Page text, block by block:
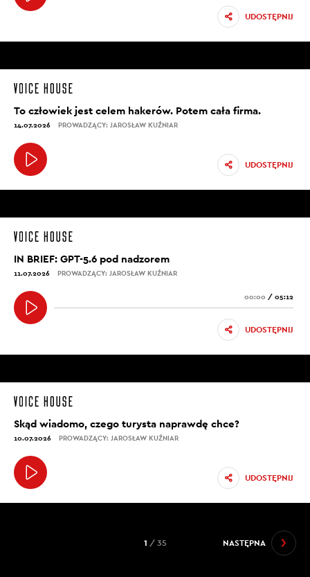
UDOSTĘPNIJ
To człowiek jest celem hakerów. Potem cała firma.
14.07.2026 PROWADZĄCY: JAROSŁAW KUŹNIAR
UDOSTĘPNIJ
IN BRIEF: GPT-5.6 pod nadzorem
11.07.2026 PROWADZĄCY: JAROSŁAW KUŹNIAR
00:00 / 05:12
UDOSTĘPNIJ
Skąd wiadomo, czego turysta naprawdę chce?
10.07.2026 PROWADZĄCY: JAROSŁAW KUŹNIAR
UDOSTĘPNIJ
NASTĘPNA
1 / 35